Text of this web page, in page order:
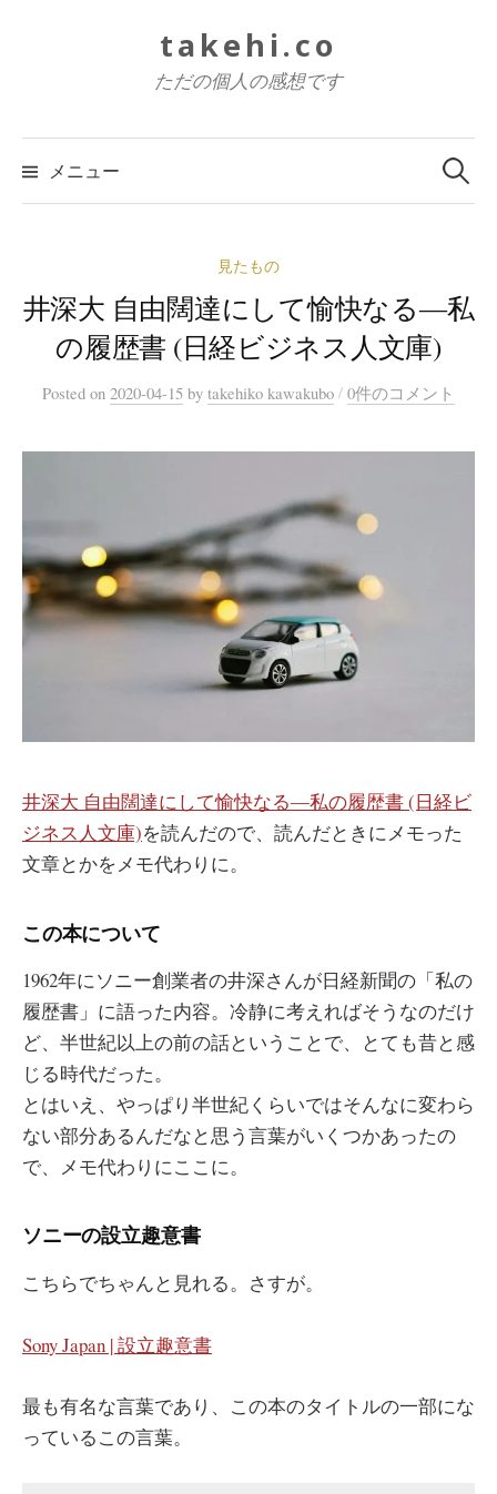
ツ
へ
ス
プ
takehi.co
ただの個人の感想です
メニュー
検
索:
見たもの
井深大 自由闊達にして愉快なる―私
の履歴書 (日経ビジネス人文庫)
Posted on 2020-04-15 by takehiko kawakubo / 0件のコメント
井深大 自由闊達にして愉快なる―私の履歴書 (日経ビ
ジネス人文庫)を読んだので、読んだときにメモった
文章とかをメモ代わりに。
この本について
1962年にソニー創業者の井深さんが日経新聞の「私の
履歴書」に語った内容。冷静に考えればそうなのだけ
ど、半世紀以上の前の話ということで、とても昔と感
じる時代だった。
とはいえ、やっぱり半世紀くらいではそんなに変わら
ない部分あるんだなと思う言葉がいくつかあったの
で、メモ代わりにここに。
ソニーの設立趣意書
こちらでちゃんと見れる。さすが。
Sony Japan | 設立趣意書
最も有名な言葉であり、この本のタイトルの一部にな
っているこの言葉。